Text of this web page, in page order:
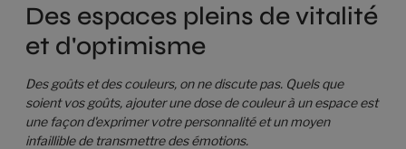
Des espaces pleins de vitalité
et d'optimisme
Des goûts et des couleurs, on ne discute pas. Quels que
soient vos goûts, ajouter une dose de couleur à un espace est
une façon d'exprimer votre personnalité et un moyen
infaillible de transmettre des émotions.